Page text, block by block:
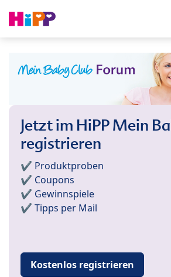
Jetzt im HiPP Mein
registrieren
✔️ Produktproben
✔️ Coupons
✔️ Gewinnspiele
✔️ Tipps per Mail
Kostenlos registrieren